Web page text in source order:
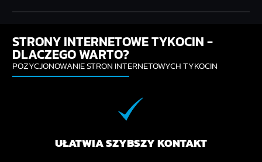
STRONY INTERNETOWE TYKOCIN -
DLACZEGO WARTO?
POZYCJONOWANIE STRON INTERNETOWYCH TYKOCIN
UŁATWIA SZYBSZY KONTAKT